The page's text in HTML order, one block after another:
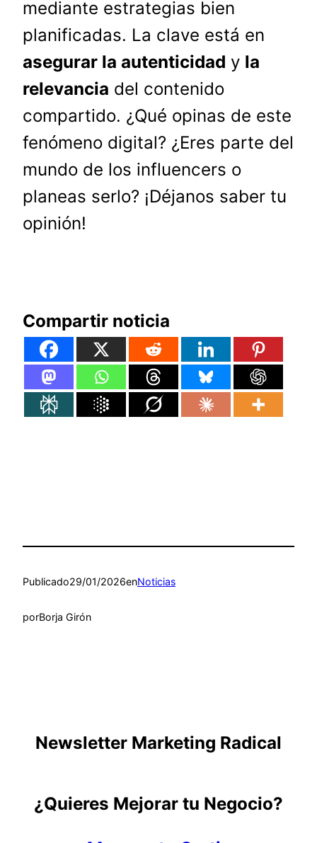
mediante estrategias bien
planificadas. La clave está en
asegurar la autenticidad y la
relevancia del contenido
compartido. ¿Qué opinas de este
fenómeno digital? ¿Eres parte del
mundo de los influencers o
planeas serlo? ¡Déjanos saber tu
opinión!
Compartir noticia
Publicado29/01/2026enNoticias
porBorja Girón
Newsletter Marketing Radical
¿Quieres Mejorar tu Negocio?